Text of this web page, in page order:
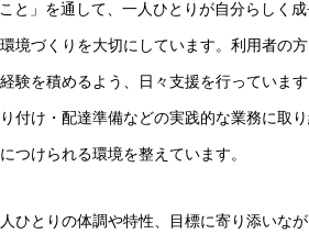
と」を通して、一人ひとりが自分らしく
境づくりを大切にしています。利用者の
験を積めるよう、日々支援を行っていま
付け・配達準備などの実践的な業務に取
つけられる環境を整えています。
ひとりの体調や特性、目標に寄り添いな